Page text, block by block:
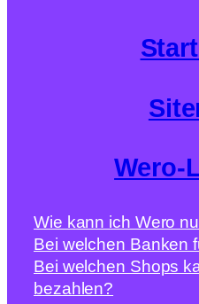
Wero-
Wie kann ich Wero
Bei welchen Banken
Bei welchen Shops
bezahlen?